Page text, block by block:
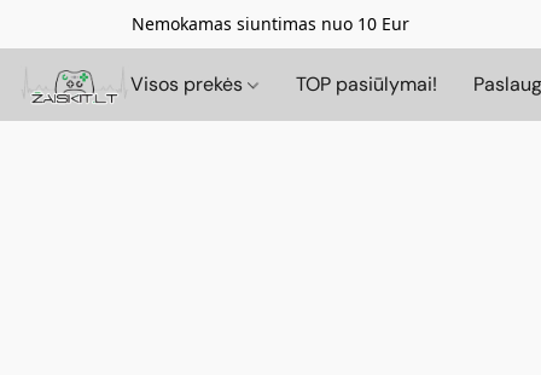
Nemokamas siuntimas nuo 10 Eur
Visos prekės TOP pasiūlymai!